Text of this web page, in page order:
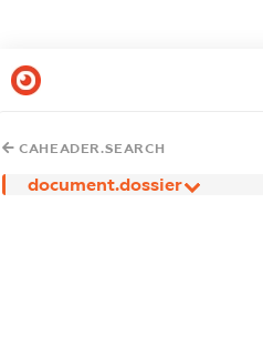
CAHEADER.SEARCH
document.dossier